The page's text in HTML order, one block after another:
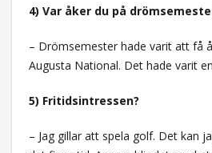
4) Var åker du på
– Drömsemester hade varit att få
Augusta National. Det hade varit
5) Fritidsintressen?
– Jag gillar att spela golf. Det kan